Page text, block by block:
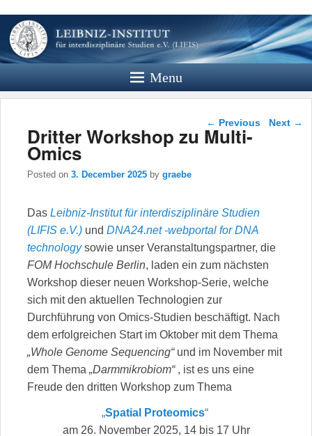
Leibniz
Institut
Website des Leibniz Instituts für
Interdisziplinäre Studien e.V.
Menu
Post navigation
← Previous Next →
Dritter Workshop zu Multi-
Omics
Posted on 3. December 2025 by graebe
Das Leibniz-Institut für interdisziplinäre Studien
(LIFIS e.V.) und DNA24.net -webportal for DNA
technology sowie unser Veranstaltungspartner, die
FOM Hochschule Berlin, laden ein zum nächsten
Workshop dieser neuen Workshop-Serie, welche
sich mit den aktuellen Technologien zur
Durchführung von Omics-Studien beschäftigt. Nach
dem erfolgreichen Start im Oktober mit dem Thema
„Whole Genome Sequencing“und im November mit
dem Thema „Darmmikrobiom“, ist es uns eine
Freude den dritten Workshop zum Thema
„Spatial Proteomics“
am 26. November 2025, 14 bis 17 Uhr